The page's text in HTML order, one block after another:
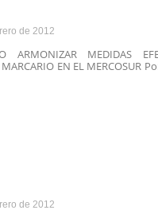
de 2012
ARMONIZAR MEDIDAS
MARCARIO EN EL MERCOSUR
de 2012